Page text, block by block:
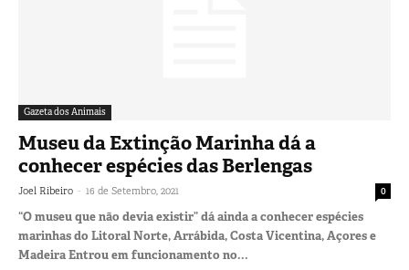
Gazeta dos Animais
Museu da Extinção Marinha dá a
conhecer espécies das Berlengas
Joel Ribeiro - 16 de Setembro, 2021 0
“O museu que não devia existir” dá ainda a conhecer espécies
marinhas do Litoral Norte, Arrábida, Costa Vicentina, Açores e
Madeira Entrou em funcionamento no...